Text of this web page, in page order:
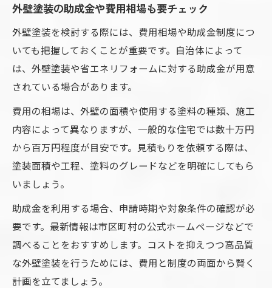
外壁塗装の助成金や費用相場も要チェック
外壁塗装を検討する際には、費用相場や助成金制度につ
いても把握しておくことが重要です。自治体によって
は、外壁塗装や省エネリフォームに対する助成金が用意
されている場合があります。
費用の相場は、外壁の面積や使用する塗料の種類、施工
内容によって異なりますが、一般的な住宅では数十万円
から百万円程度が目安です。見積もりを依頼する際は、
塗装面積や工程、塗料のグレードなどを明確にしてもら
いましょう。
助成金を利用する場合、申請時期や対象条件の確認が必
要です。最新情報は市区町村の公式ホームページなどで
調べることをおすすめします。コストを抑えつつ高品質
な外壁塗装を行うためには、費用と制度の両面から賢く
計画を立てましょう。